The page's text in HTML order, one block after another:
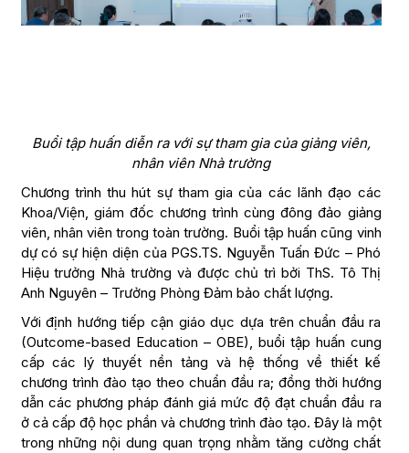
Buổi tập huấn diễn ra với sự tham gia của giảng viên,
nhân viên Nhà trường
Chương trình thu hút sự tham gia của các lãnh đạo các
Khoa/Viện, giám đốc chương trình cùng đông đảo giảng
viên, nhân viên trong toàn trường. Buổi tập huấn cũng vinh
dự có sự hiện diện của PGS.TS. Nguyễn Tuấn Đức – Phó
Hiệu trưởng Nhà trường và được chủ trì bởi ThS. Tô Thị
Anh Nguyên – Trưởng Phòng Đảm bảo chất lượng.
Với định hướng tiếp cận giáo dục dựa trên chuẩn đầu ra
(Outcome-based Education – OBE), buổi tập huấn cung
cấp các lý thuyết nền tảng và hệ thống về thiết kế
chương trình đào tạo theo chuẩn đầu ra; đồng thời hướng
dẫn các phương pháp đánh giá mức độ đạt chuẩn đầu ra
ở cả cấp độ học phần và chương trình đào tạo. Đây là một
trong những nội dung quan trọng nhằm tăng cường chất